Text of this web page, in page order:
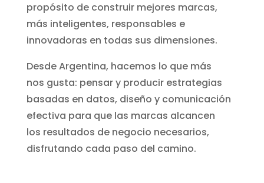
propósito de construir mejores marcas,
más inteligentes, responsables e
innovadoras en todas sus dimensiones.
Desde Argentina, hacemos lo que más
nos gusta: pensar y producir estrategias
basadas en datos, diseño y comunicación
efectiva para que las marcas alcancen
los resultados de negocio necesarios,
disfrutando cada paso del camino.